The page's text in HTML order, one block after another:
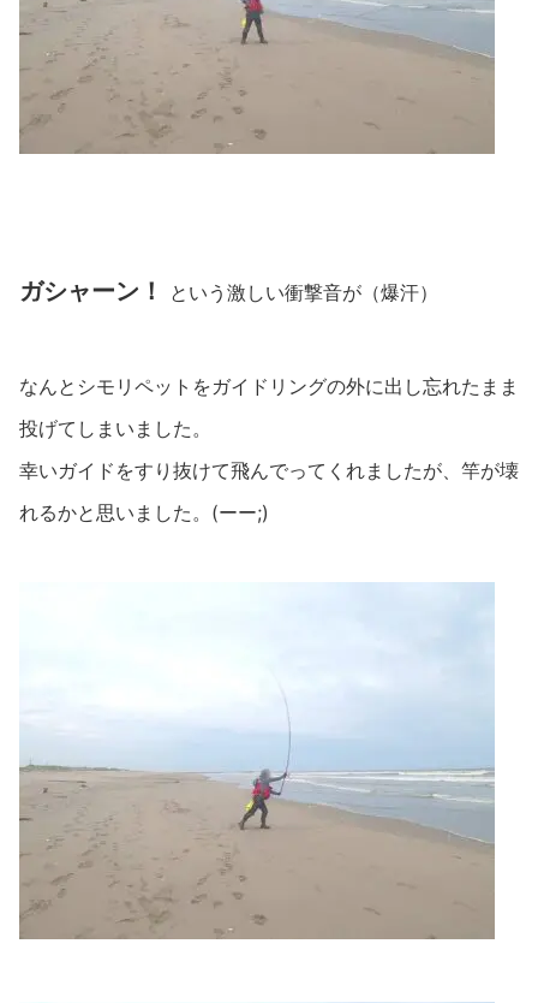
ガシャーン！ という激しい衝撃音が（爆汗）
なんとシモリペットをガイドリングの外に出し忘れたまま
投げてしまいました。
幸いガイドをすり抜けて飛んでってくれましたが、竿が壊
れるかと思いました。(ーー;)